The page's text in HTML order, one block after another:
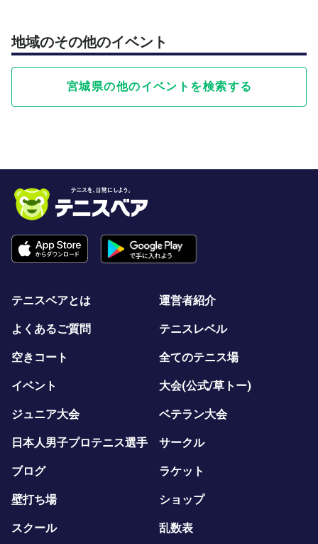
地域のその他のイベント
宮城県の他のイベントを検索する
テニスベアとは 運営者紹介
よくあるご質問 テニスレベル
空きコート 全てのテニス場
イベント 大会(公式/草トー)
ジュニア大会 ベテラン大会
日本人男子プロテニス選手 サークル
ブログ ラケット
壁打ち場 ショップ
スクール 乱数表